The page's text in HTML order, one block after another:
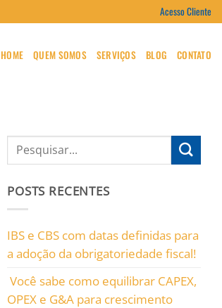
Acesso Cliente
HOME QUEM SOMOS SERVIÇOS BLOG CONTATO
POSTS RECENTES
IBS e CBS com datas definidas para
a adoção da obrigatoriedade fiscal!
Você sabe como equilibrar CAPEX,
OPEX e G&A para crescimento